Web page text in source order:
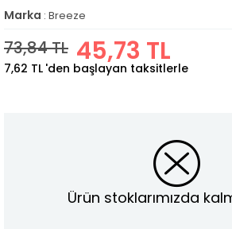
Marka : Breeze
73,84 TL 45,73 TL
7,62 TL 'den başlayan taksitlerle
Ürün stoklarımızda